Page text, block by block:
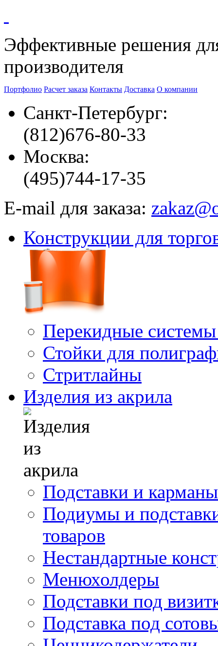
Эффективные решения
производителя
Портфолио Расчет заказа Контакты Доставка О компании
Санкт-Петербург:
(812)676-80-33
Москва:
(495)744-17-35
E-mail для заказа:
Конструкции для
Перекидные
Стойки для
Стритлайны
Изделия из акрила
Подставки и
Подиумы и
товаров
Нестандартные
Менюхолдеры
Подставки под
Подставка под